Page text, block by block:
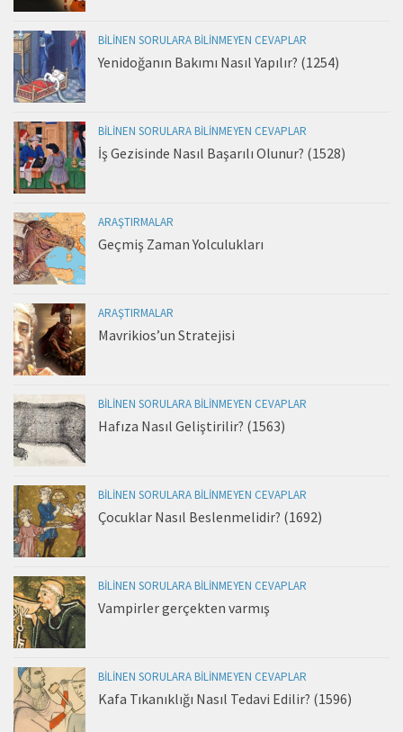
BILINEN SORULARA BILINMEYEN CEVAPLAR
Yenidoğanın Bakımı Nasıl Yapılır? (1254)
BILINEN SORULARA BILINMEYEN CEVAPLAR
İş Gezisinde Nasıl Başarılı Olunur? (1528)
ARAŞTIRMALAR
Geçmiş Zaman Yolculukları
ARAŞTIRMALAR
Mavrikios’un Stratejisi
BILINEN SORULARA BILINMEYEN CEVAPLAR
Hafıza Nasıl Geliştirilir? (1563)
BILINEN SORULARA BILINMEYEN CEVAPLAR
Çocuklar Nasıl Beslenmelidir? (1692)
BILINEN SORULARA BILINMEYEN CEVAPLAR
Vampirler gerçekten varmış
BILINEN SORULARA BILINMEYEN CEVAPLAR
Kafa Tıkanıklığı Nasıl Tedavi Edilir? (1596)